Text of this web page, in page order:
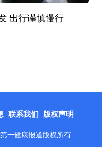
出行谨慎慢行
联系我们 版权声明
一健康报道版权所有